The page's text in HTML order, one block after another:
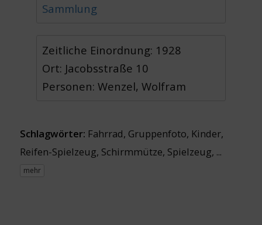
Sammlung
Zeitliche Einordnung: 1928
Ort: Jacobsstraße 10
Personen: Wenzel, Wolfram
Schlagwörter: Fahrrad, Gruppenfoto, Kinder,
Reifen-Spielzeug, Schirmmütze, Spielzeug, ...
mehr